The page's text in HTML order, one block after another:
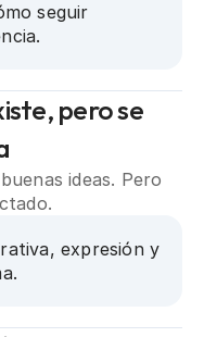
seguir
pero se
ideas. Pero
expresión y